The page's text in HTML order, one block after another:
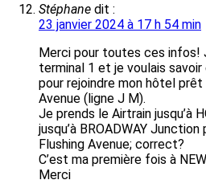
Stéphane dit :
23 janvier 2024 à 17 h 54 min
Merci pour toutes ces infos!
terminal 1 et je voulais
pour rejoindre mon hôtel
Avenue (ligne J M).
Je prends le Airtrain jusqu’à
jusqu’à BROADWAY Junction
Flushing Avenue; correct?
C’est ma première fois à
Merci